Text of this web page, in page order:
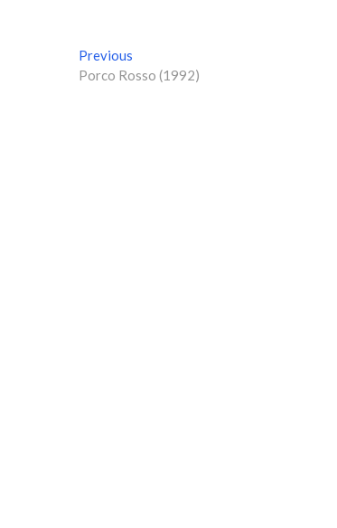
N
a
Previous
r
Porco Rosso (1992)